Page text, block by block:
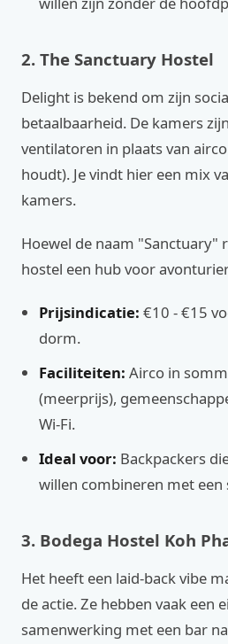
2. The Sanctuary Hostel
Delight is bekend om zijn
betaalbaarheid. De kamers
ventilatoren in plaats van
houdt). Je vindt hier een mix
kamers.
Hoewel de naam "Sanctuary"
hostel een hub voor
Prijsindicatie: €10 - €15
dorm.
Faciliteiten: Airco in
(meerprijs),
Wi-Fi.
Ideal voor: Backpackers
willen combineren met een
3. Bodega Hostel Koh
Het heeft een laid-back vibe
de actie. Ze hebben vaak een
samenwerking met een bar